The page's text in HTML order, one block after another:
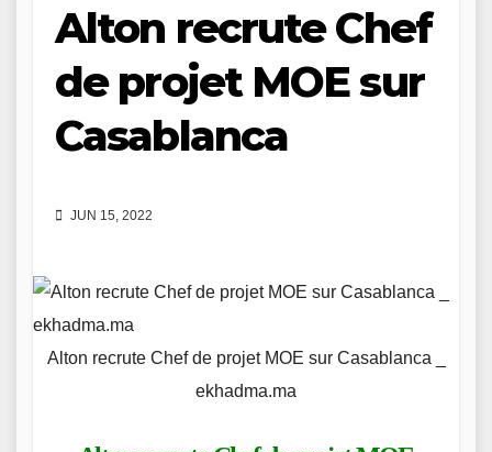
Alton recrute Chef
de projet MOE sur
Casablanca
JUN 15, 2022
Alton recrute Chef de projet MOE sur Casablanca _
ekhadma.ma